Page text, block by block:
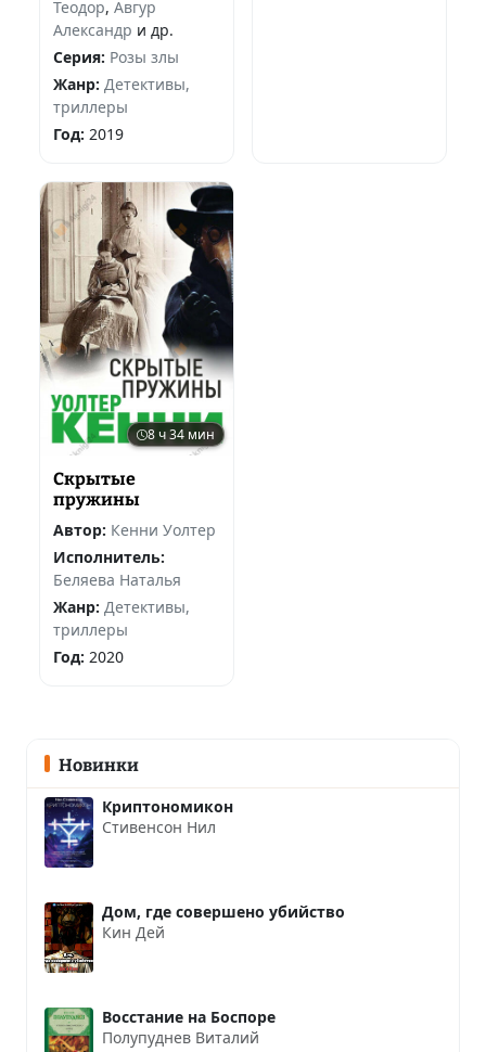
Теодор, Авгур
Александр и др.
Серия: Розы злы
Жанр: Детективы,
триллеры
Год: 2019
8 ч 34 мин
Скрытые
пружины
Автор: Кенни Уолтер
Исполнитель:
Беляева Наталья
Жанр: Детективы,
триллеры
Год: 2020
Новинки
Криптономикон
Стивенсон Нил
Дом, где совершено убийство
Кин Дей
Восстание на Боспоре
Полупуднев Виталий